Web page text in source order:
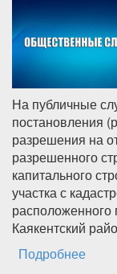
На публичные
постановления
разрешения на
разрешенного
капитального
участка с
расположенного
Каякентский
Подробнее